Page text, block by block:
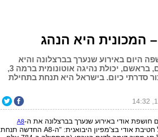
היום באירוע שנערך בברצלונה והיא
מביאה שורה של חידושים, בראשם, יכולת נהיגה אוטונומית ברמה 3,
סדרתי כיום. בישראל היא תנחת בתחילת
חושפת אודי באירוע שנערך בברצלונה את ה-A8
החדשה. לדברי ניב אורן, מנהל חטיבת אודי בצ'מפיון היבואנית: "ה-A8 החדשה תנחת